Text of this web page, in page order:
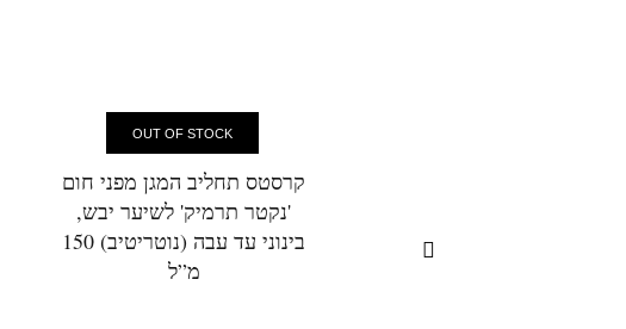
OUT OF STOCK
קרסטס תחליב המגן מפני חום
'נקטר תרמיק' לשיער יבש,
בינוני עד עבה (נוטריטיב) 150
מ”ל